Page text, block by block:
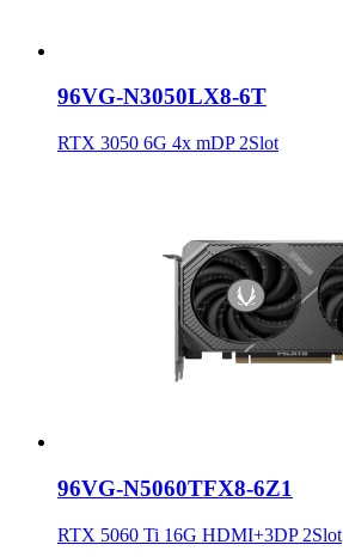
96VG-N3050LX8-6T
RTX 3050 6G 4x mDP 2Slot
96VG-N5060TFX8-6Z1
RTX 5060 Ti 16G HDMI+3DP 2Slot